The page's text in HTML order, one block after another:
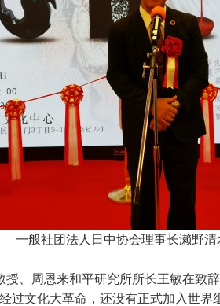
一般社团法人日中协会理事长濑野清
授、周恩来和平研究所所长王敏在致
过文化大革命，还没有正式加入世